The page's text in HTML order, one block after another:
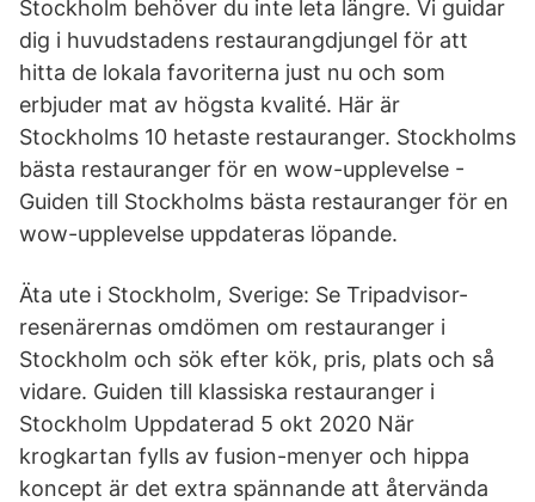
Stockholm behöver du inte leta längre. Vi guidar
dig i huvudstadens restaurangdjungel för att
hitta de lokala favoriterna just nu och som
erbjuder mat av högsta kvalité. Här är
Stockholms 10 hetaste restauranger. Stockholms
bästa restauranger för en wow-upplevelse -
Guiden till Stockholms bästa restauranger för en
wow-upplevelse uppdateras löpande.
Äta ute i Stockholm, Sverige: Se Tripadvisor-
resenärernas omdömen om restauranger i
Stockholm och sök efter kök, pris, plats och så
vidare. Guiden till klassiska restauranger i
Stockholm Uppdaterad 5 okt 2020 När
krogkartan fylls av fusion-menyer och hippa
koncept är det extra spännande att återvända